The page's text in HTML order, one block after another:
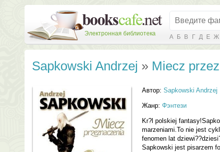
Электронная библиотека А Б В Г Д Е Ж
Sapkowski Andrzej » Miecz
Автор: Sapkowski Andrzej
Жанр: Фэнтези
Kr?l polskiej
marzeniami.To nie jest
fenomen lat
Sapkowski jest pisarzem